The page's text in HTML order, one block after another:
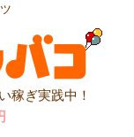
稼ぎ実践中！